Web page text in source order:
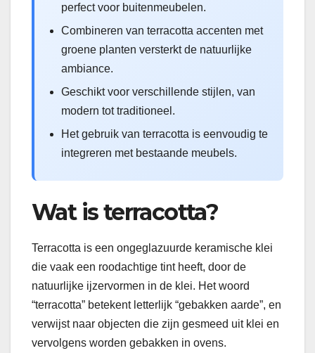
perfect voor buitenmeubelen.
Combineren van terracotta accenten met
groene planten versterkt de natuurlijke
ambiance.
Geschikt voor verschillende stijlen, van
modern tot traditioneel.
Het gebruik van terracotta is eenvoudig te
integreren met bestaande meubels.
Wat is terracotta?
Terracotta is een ongeglazuurde keramische klei
die vaak een roodachtige tint heeft, door de
natuurlijke ijzervormen in de klei. Het woord
“terracotta” betekent letterlijk “gebakken aarde”, en
verwijst naar objecten die zijn gesmeed uit klei en
vervolgens worden gebakken in ovens.